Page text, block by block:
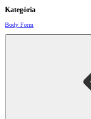
Kategória
Body Form